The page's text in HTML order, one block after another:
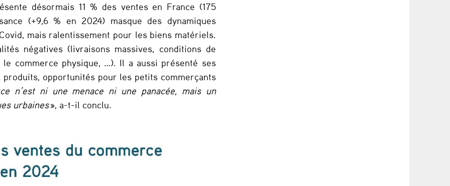
désormais 11 % des ventes en France (175
(+9,6 % en 2024) masque des dynamiques
mais ralentissement pour les biens matériels.
négatives (livraisons massives, conditions de
commerce physique, …). Il a aussi présenté ses
produits, opportunités pour les petits commerçants
n’est ni une menace ni une panacée, mais un
urbaines», a-t-il conclu.